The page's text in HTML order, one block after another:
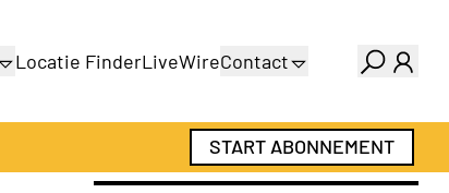
Locatie FinderLiveWireContact
Adverteren
Abonnementen
START ABONNEMENT